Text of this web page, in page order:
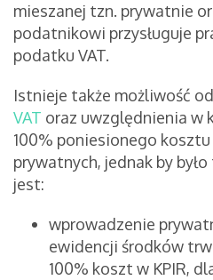
mieszanej tzn. prywatnie
podatnikowi przysługuje
podatku VAT.
Istnieje także możliwość
VAT oraz uwzględnienia w
100% poniesionego
prywatnych, jednak by
jest:
wprowadzenie
ewidencji środków
100% koszt w KPIR,